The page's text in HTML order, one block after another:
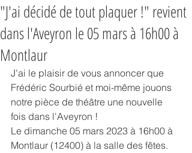
"J'ai décidé de tout plaquer !" revient
dans l'Aveyron le 05 mars à 16h00 à
Montlaur
J'ai le plaisir de vous annoncer que
Frédéric Sourbié et moi-même jouons
notre pièce de théâtre une nouvelle
fois dans l'Aveyron !
Le dimanche 05 mars 2023 à 16h00 à
Montlaur (12400) à la salle des fêtes.